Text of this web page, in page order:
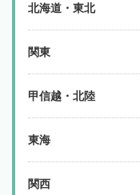
北海道・東北
関東
甲信越・北陸
東海
関西